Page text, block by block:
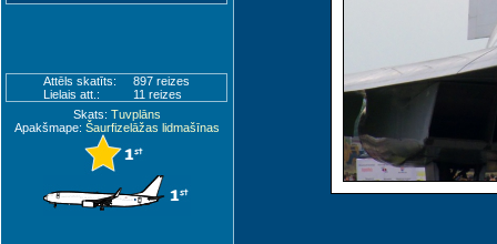
Attēls skatīts:
897 reizes
Lielais att.:
11 reizes
Skats: Tuvplāns
Apakšmape: Šaurfizelāžas lidmašīnas